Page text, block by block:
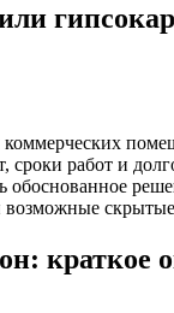
работ и
возможные
краткое